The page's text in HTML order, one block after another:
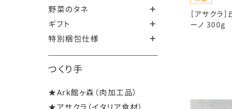
野菜のタネ
ギフト
特別梱包仕様
つくり手
★Ark館ヶ森（肉加工品）
★アサクラ（イタリア食材）
［アサクラ
ーノ 300g